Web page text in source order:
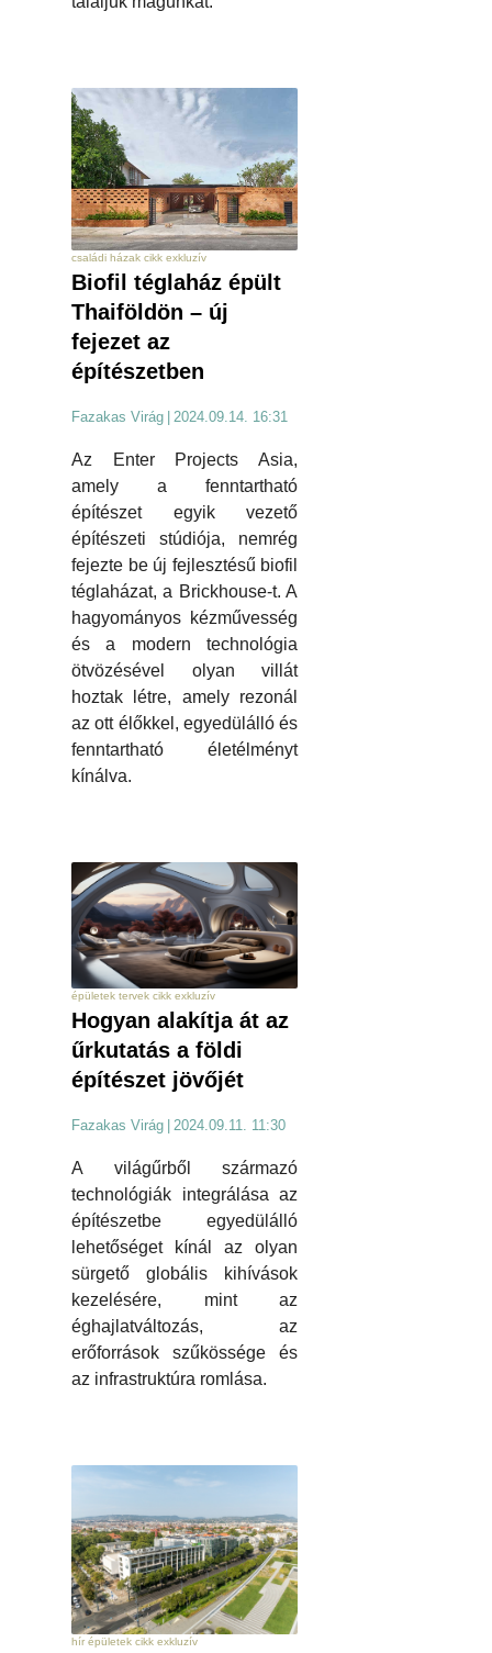
családi házak cikk exkluzív
Biofil téglaház épült
Thaiföldön – új
fejezet az
építészetben
Fazakas Virág | 2024.09.14. 16:31
Az Enter Projects Asia,
amely a fenntartható
építészet egyik vezető
építészeti stúdiója, nemrég
fejezte be új fejlesztésű biofil
téglaházat, a Brickhouse-t. A
hagyományos kézművesség
és a modern technológia
ötvözésével olyan villát
hoztak létre, amely rezonál
az ott élőkkel, egyedülálló és
fenntartható életélményt
kínálva.
épületek tervek cikk exkluzív
Hogyan alakítja át az
űrkutatás a földi
építészet jövőjét
Fazakas Virág 2024.09.11. 11:30
A világűrből származó
technológiák integrálása az
építészetbe egyedülálló
lehetőséget kínál az olyan
sürgető globális kihívások
kezelésére, mint az
éghajlatváltozás, az
erőforrások szűkössége és
az infrastruktúra romlása.
hír épületek cikk exkluzív